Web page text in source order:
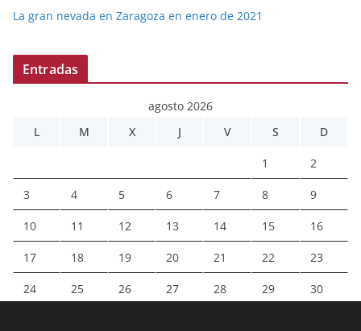
La gran nevada en Zaragoza en enero de 2021
Entradas
agosto 2026
L
M X J V S D
1 2
3 4 5 6 7 8 9
10 11 12 13 14 15 16
17 18 19 20 21 22 23
24 25 26 27 28 29 30